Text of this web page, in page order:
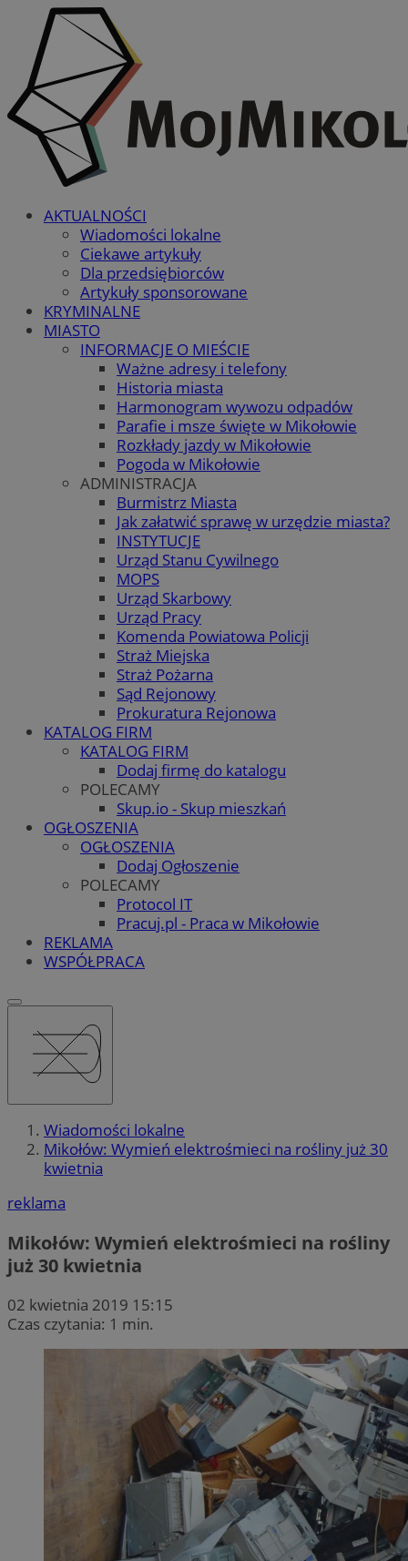
AKTUALNOŚCI
Wiadomości lokalne
Ciekawe artykuły
Dla przedsiębiorców
Artykuły sponsorowane
KRYMINALNE
MIASTO
INFORMACJE O MIEŚCIE
Ważne adresy i telefony
Historia miasta
Harmonogram wywozu odpadów
Parafie i msze święte w Mikołowie
Rozkłady jazdy w Mikołowie
Pogoda w Mikołowie
ADMINISTRACJA
Burmistrz Miasta
Jak załatwić sprawę w urzędzie miasta?
INSTYTUCJE
Urząd Stanu Cywilnego
MOPS
Urząd Skarbowy
Urząd Pracy
Komenda Powiatowa Policji
Straż Miejska
Straż Pożarna
Sąd Rejonowy
Prokuratura Rejonowa
KATALOG FIRM
KATALOG FIRM
Dodaj firmę do katalogu
POLECAMY
Skup.io - Skup mieszkań
OGŁOSZENIA
OGŁOSZENIA
Dodaj Ogłoszenie
POLECAMY
Protocol IT
Pracuj.pl - Praca w Mikołowie
REKLAMA
WSPÓŁPRACA
Wiadomości lokalne
Mikołów: Wymień elektrośmieci na rośliny już 30
kwietnia
reklama
Mikołów: Wymień elektrośmieci na rośliny
już 30 kwietnia
02 kwietnia 2019 15:15
Czas czytania: 1 min.